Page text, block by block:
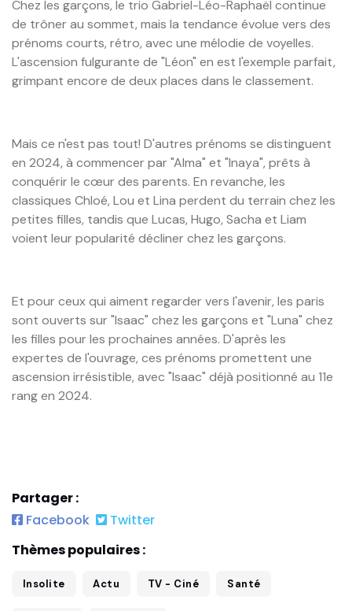
Chez les garçons, le trio Gabriel-Léo-Raphaël continue
de trôner au sommet, mais la tendance évolue vers des
prénoms courts, rétro, avec une mélodie de voyelles.
L'ascension fulgurante de "Léon" en est l'exemple parfait,
grimpant encore de deux places dans le classement.
Mais ce n'est pas tout! D'autres prénoms se distinguent
en 2024, à commencer par "Alma" et "Inaya", prêts à
conquérir le cœur des parents. En revanche, les
classiques Chloé, Lou et Lina perdent du terrain chez les
petites filles, tandis que Lucas, Hugo, Sacha et Liam
voient leur popularité décliner chez les garçons.
Et pour ceux qui aiment regarder vers l'avenir, les paris
sont ouverts sur "Isaac" chez les garçons et "Luna" chez
les filles pour les prochaines années. D'après les
expertes de l'ouvrage, ces prénoms promettent une
ascension irrésistible, avec "Isaac" déjà positionné au 11e
rang en 2024.
Partager :
Facebook
Twitter
Thèmes populaires :
Insolite Actu TV - Ciné Santé